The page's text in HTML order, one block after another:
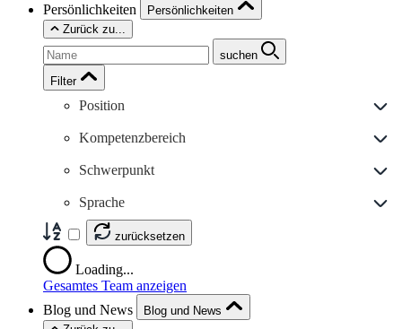
Persönlichkeiten
Persönlichkeiten
Zurück zu...
suchen
Filter
Position
Kompetenzbereich
Schwerpunkt
Sprache
zurücksetzen
Loading...
Gesamtes Team anzeigen
Blog und News
Blog und News